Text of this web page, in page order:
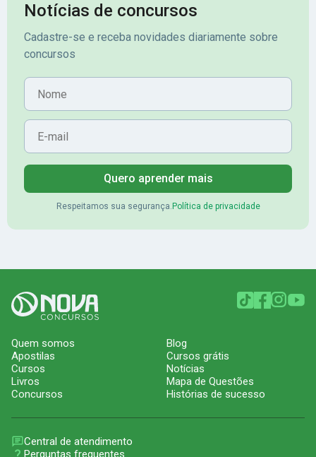
Notícias de concursos
Cadastre-se e receba novidades diariamente sobre
concursos
Nome
E-mail
Quero aprender mais
Respeitamos sua segurança. Política de privacidade
Quem somos
Apostilas
Cursos
Livros
Concursos
Blog
Cursos grátis
Notícias
Mapa de Questões
Histórias de sucesso
Central de atendimento
Perguntas frequentes